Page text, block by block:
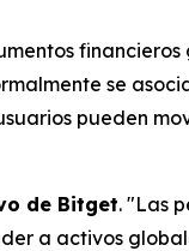
financieros
se
pueden
de Bitget. "Las
a activos